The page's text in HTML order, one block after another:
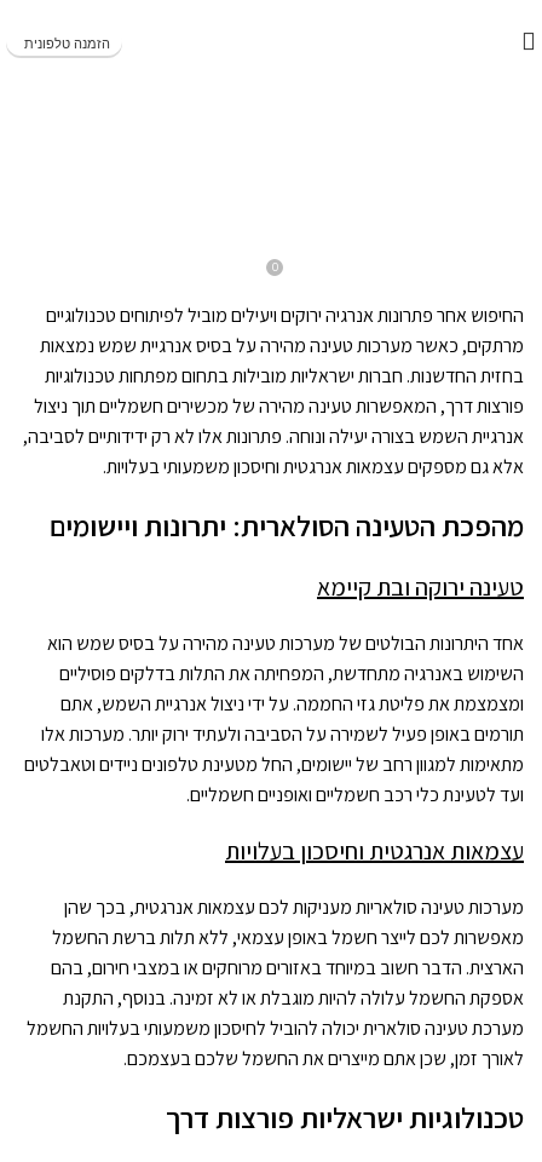
הזמנה טלפונית
0
החיפוש אחר פתרונות אנרגיה ירוקים ויעילים מוביל לפיתוחים טכנולוגיים
מרתקים, כאשר מערכות טעינה מהירה על בסיס אנרגיית שמש נמצאות
בחזית החדשנות. חברות ישראליות מובילות בתחום מפתחות טכנולוגיות
פורצות דרך, המאפשרות טעינה מהירה של מכשירים חשמליים תוך ניצול
אנרגיית השמש בצורה יעילה ונוחה. פתרונות אלו לא רק ידידותיים לסביבה,
אלא גם מספקים עצמאות אנרגטית וחיסכון משמעותי בעלויות.
מהפכת הטעינה הסולארית: יתרונות ויישומים
טעינה ירוקה ובת קיימא
אחד היתרונות הבולטים של מערכות טעינה מהירה על בסיס שמש הוא
השימוש באנרגיה מתחדשת, המפחיתה את התלות בדלקים פוסיליים
ומצמצמת את פליטת גזי החממה. על ידי ניצול אנרגיית השמש, אתם
תורמים באופן פעיל לשמירה על הסביבה ולעתיד ירוק יותר. מערכות אלו
מתאימות למגוון רחב של יישומים, החל מטעינת טלפונים ניידים וטאבלטים
ועד לטעינת כלי רכב חשמליים ואופניים חשמליים.
עצמאות אנרגטית וחיסכון בעלויות
מערכות טעינה סולאריות מעניקות לכם עצמאות אנרגטית, בכך שהן
מאפשרות לכם לייצר חשמל באופן עצמאי, ללא תלות ברשת החשמל
הארצית. הדבר חשוב במיוחד באזורים מרוחקים או במצבי חירום, בהם
אספקת החשמל עלולה להיות מוגבלת או לא זמינה. בנוסף, התקנת
מערכת טעינה סולארית יכולה להוביל לחיסכון משמעותי בעלויות החשמל
לאורך זמן, שכן אתם מייצרים את החשמל שלכם בעצמכם.
טכנולוגיות ישראליות פורצות דרך